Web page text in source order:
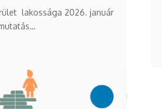
lakossága 2026. január